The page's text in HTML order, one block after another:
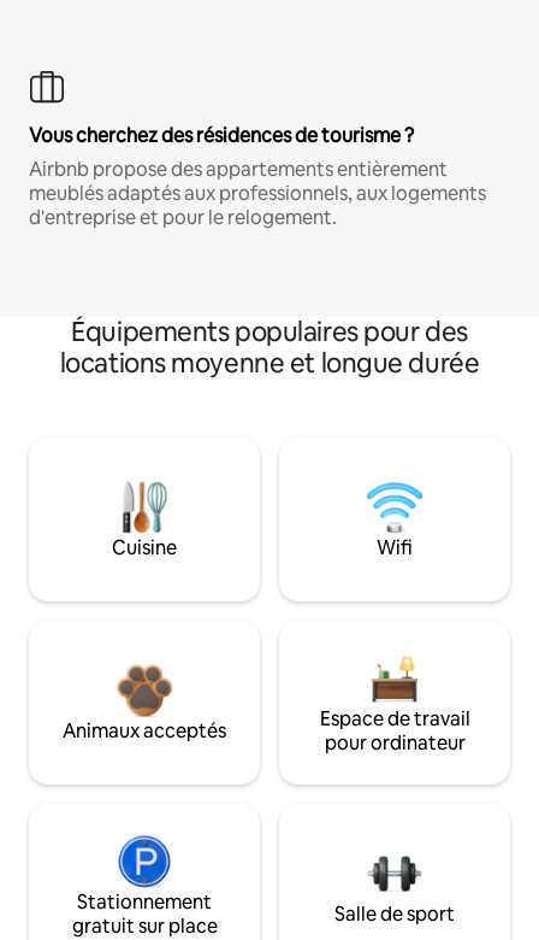
Vous cherchez des résidences de tourisme ?
Airbnb propose des appartements entièrement
meublés adaptés aux professionnels, aux logements
d'entreprise et pour le relogement.
Équipements populaires pour des
locations moyenne et longue durée
Cuisine Wifi
Animaux acceptés
Espace de travail
pour ordinateur
Stationnement
gratuit sur place
Salle de sport